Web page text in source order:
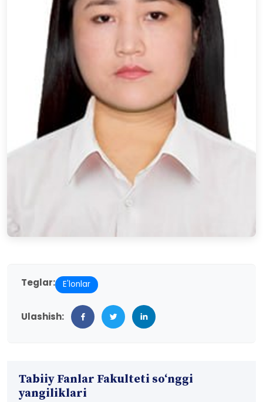
Teglar: E'lonlar
Ulashish:
Tabiiy Fanlar Fakulteti so‘nggi
yangiliklari